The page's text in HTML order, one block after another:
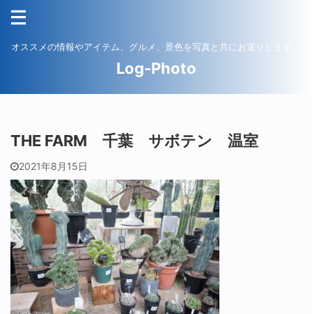
オススメの情報やアイテム、グルメ、景色を写真と共にお送りします。
Log-Photo
THE FARM 千葉 サボテン 温室
2021年8月15日